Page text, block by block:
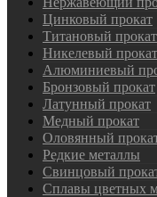
Цинковый прокат
Титановый прокат
Никелевый прокат
Алюминиевый
Бронзовый прокат
Латунный прокат
Медный прокат
Оловянный
Редкие металлы
Свинцовый
Сплавы цветных